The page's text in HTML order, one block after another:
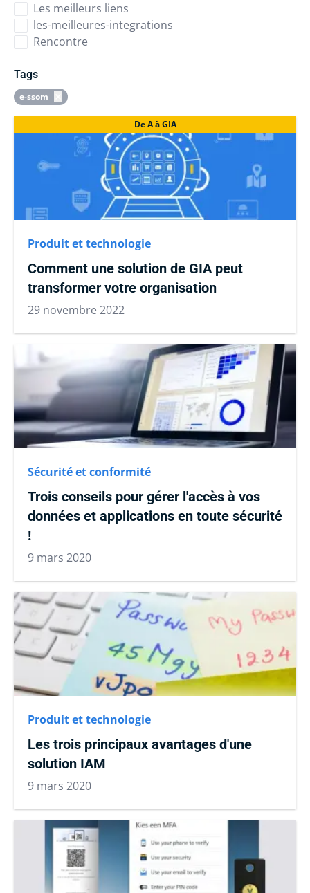
Les meilleurs liens
les-meilleures-integrations
Rencontre
Tags
e-ssom
De A à GIA
Produit et technologie
Comment une solution de GIA peut
transformer votre organisation
29 novembre 2022
Sécurité et conformité
Trois conseils pour gérer l'accès à vos
données et applications en toute sécurité
!
9 mars 2020
Produit et technologie
Les trois principaux avantages d'une
solution IAM
9 mars 2020